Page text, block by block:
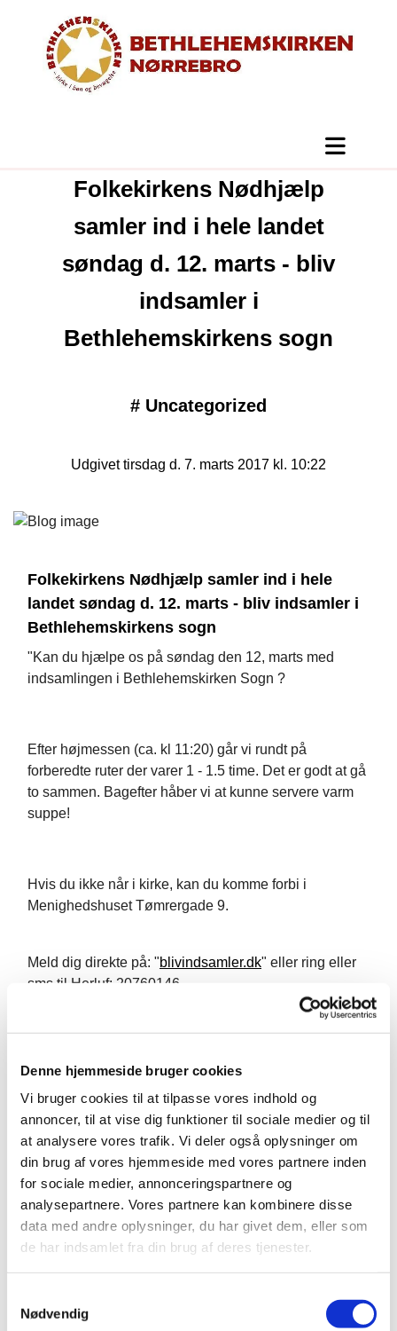
Denne hjemmeside bruger cookies
Vi bruger cookies til at tilpasse vores indhold og
annoncer, til at vise dig funktioner til sociale medier og til
at analysere vores trafik. Vi deler også oplysninger om
din brug af vores hjemmeside med vores partnere inden
for sociale medier, annonceringspartnere og
analysepartnere. Vores partnere kan kombinere disse
data med andre oplysninger, du har givet dem, eller som
de har indsamlet fra din brug af deres tjenester.
Nødvendig
Folkekirkens Nødhjælp
samler ind i hele landet
søndag d. 12. marts - bliv
indsamler i
Bethlehemskirkens sogn
# Uncategorized
Udgivet tirsdag d. 7. marts 2017 kl. 10:22
Folkekirkens Nødhjælp samler ind i hele
landet søndag d. 12. marts - bliv indsamler i
Bethlehemskirkens sogn
"Kan du hjælpe os på søndag den 12, marts med
indsamlingen i Bethlehemskirken Sogn ?
Efter højmessen (ca. kl 11:20) går vi rundt på
forberedte ruter der varer 1 - 1.5 time. Det er godt at gå
to sammen. Bagefter håber vi at kunne servere varm
suppe!
Hvis du ikke når i kirke, kan du komme forbi i
Menighedshuset Tømrergade 9.
Meld dig direkte på: "blivindsamler.dk" eller ring eller
sms til Herluf: 20760146
Folkekirkens Nødhjælp støtter kvinder, som er de
Du vil måske også kunne lide...